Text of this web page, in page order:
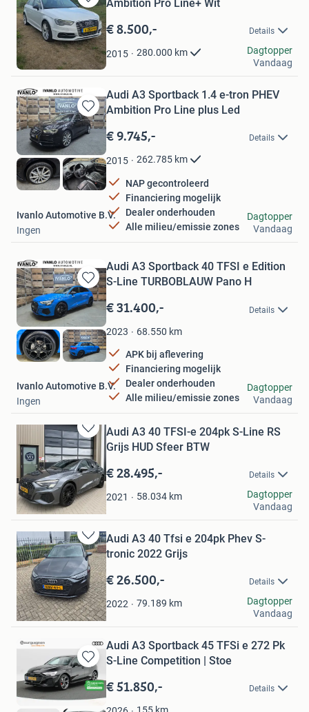
Bewaren
in
Mijn
Favorieten
Ambition Pro Line+ Wit
€ 8.500,- Details
2015 280.000 km
Dominic
Zaandijk
Dagtopper
Vandaag
Bewaren
in
Mijn
Favorieten
Audi A3 Sportback 1.4 e-tron PHEV
Ambition Pro Line plus Led
€ 9.745,- Details
2015 262.785 km
NAP gecontroleerd
Financiering mogelijk
Dealer onderhouden
Alle milieu/emissie zones
Ivanlo Automotive B.V.
Ingen
Dagtopper
Vandaag
Bewaren
in
Mijn
Favorieten
Audi A3 Sportback 40 TFSI e Edition
S-Line TURBOBLAUW Pano H
€ 31.400,- Details
2023 68.550 km
APK bij aflevering
Financiering mogelijk
Dealer onderhouden
Alle milieu/emissie zones
Ivanlo Automotive B.V.
Ingen
Dagtopper
Vandaag
Bewaren
in
Mijn
Favorieten
Audi A3 40 TFSI-e 204pk S-Line RS
Grijs HUD Sfeer BTW
€ 28.495,- Details
2021 58.034 km
VOAutomotive
Nijverdal
Dagtopper
Vandaag
Bewaren
in
Mijn
Favorieten
Audi A3 40 Tfsi e 204pk Phev S-
tronic 2022 Grijs
€ 26.500,- Details
2022 79.189 km
MR
Maasbracht
Dagtopper
Vandaag
Bewaren
in
Mijn
Favorieten
Audi A3 Sportback 45 TFSi e 272 Pk
S-Line Competition | Stoe
€ 51.850,- Details